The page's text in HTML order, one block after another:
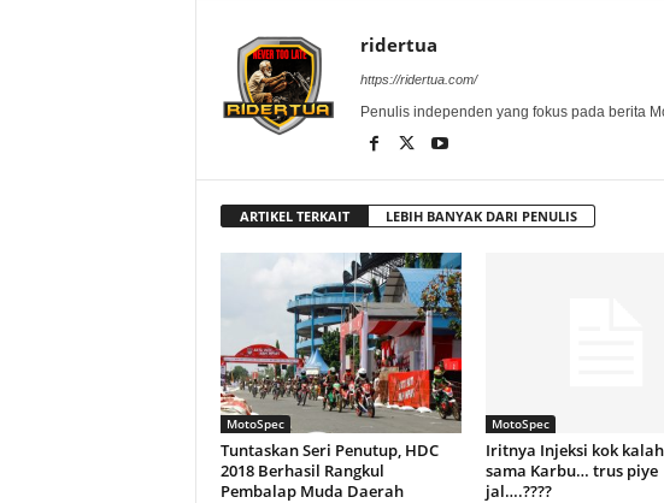
ridertua
https://ridertua.com/
Penulis independen yang fokus pada berita
ARTIKEL TERKAIT LEBIH BANYAK DARI PENULIS
MotoSpec
Tuntaskan Seri Penutup, HDC
2018 Berhasil Rangkul
Pembalap Muda Daerah
MotoSpec
Iritnya Injeksi kok
sama Karbu… trus piye
jal….????